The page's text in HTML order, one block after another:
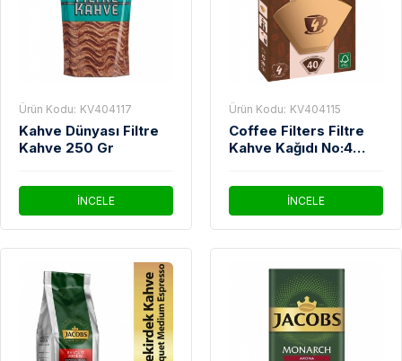
Ürün Kodu: KV404117
Kahve Dünyası Filtre
Kahve 250 Gr
İNCELE
Ürün Kodu: KV404115
Coffee Filters Filtre
Kahve Kağıdı No:4
İNCELE